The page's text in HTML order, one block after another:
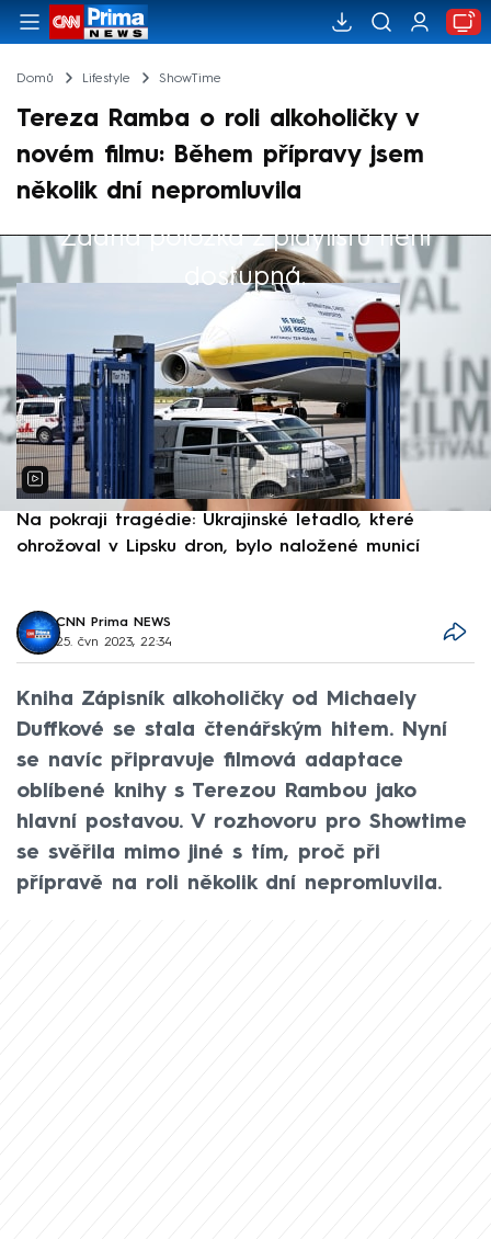
Domů Lifestyle ShowTime
Tereza Ramba o roli alkoholičky v
novém filmu: Během přípravy jsem
několik dní nepromluvila
Žádná položka z playlistu není
dostupná.
Výběr redakce
Na pokraji tragédie: Ukrajinské letadlo, které
ohrožoval v Lipsku dron, bylo naložené municí
CNN Prima NEWS
25. čvn 2023, 22:34
Kniha Zápisník alkoholičky od Michaely
Duffkové se stala čtenářským hitem. Nyní
se navíc připravuje filmová adaptace
oblíbené knihy s Terezou Rambou jako
hlavní postavou. V rozhovoru pro Showtime
se svěřila mimo jiné s tím, proč při
přípravě na roli několik dní nepromluvila.